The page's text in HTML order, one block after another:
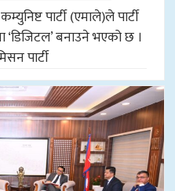
पार्टी (एमाले)ले पार्टी
‘डिजिटल’ बनाउने भएको छ ।
पार्टी